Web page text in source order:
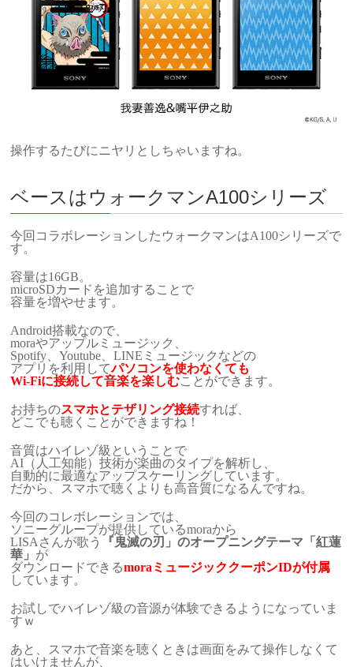
操作するたびにニヤリとしちゃいますね。
ベースはウォークマンA100シリーズ
今回コラボレーションしたウォークマンはA100シリーズで
す。
容量は16GB。
microSDカードを追加することで
容量を増やせます。
Android搭載なので、
moraやアップルミュージック、
Spotify、Youtube、LINEミュージックなどの
アプリを利用してパソコンを使わなくても
Wi-Fiに接続して音楽を楽しむことができます。
お持ちのスマホとテザリング接続すれば、
どこでも聴くことができますね！
音質はハイレゾ級ということで
AI（人工知能）技術が楽曲のタイプを解析し、
自動的に最適なアップスケーリングしています。
だから、スマホで聴くよりも高音質になるんですね。
今回のコレボレーションでは、
ソニーグループが提供しているmoraから
LISAさんが歌う
『鬼滅の刃」のオープニングテーマ「紅蓮
華」 が
ダウンロードできるmoraミュージッククーポンIDが付属
しています。
お試しでハイレゾ級の音源が体験できるようになっていま
すｗ
あと、スマホで音楽を聴くときは画面をみて操作しなくて
はいけませんが、